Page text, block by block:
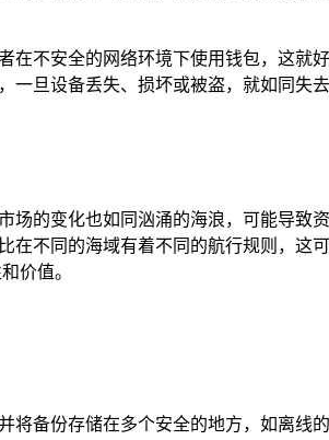
不安全的网络环境下使用钱包，这就
旦设备丢失、损坏或被盗，就如同失
的变化也如同汹涌的海浪，可能导致
不同的海域有着不同的航行规则，这
价值。
备份存储在多个安全的地方，如离线